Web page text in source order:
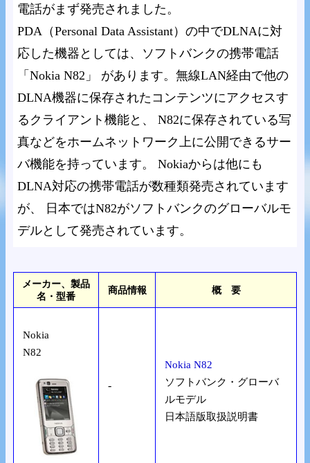
電話がまず発売されました。
PDA（Personal Data Assistant）の中でDLNAに対
応した機器としては、ソフトバンクの携帯電話
「Nokia N82」 があります。無線LAN経由で他の
DLNA機器に保存されたコンテンツにアクセスす
るクライアント機能と、 N82に保存されている写
真などをホームネットワーク上に公開できるサー
バ機能を持っています。 Nokiaからは他にも
DLNA対応の携帯電話が数種類発売されています
が、 日本ではN82がソフトバンクのグローバルモ
デルとして発売されています。
メーカー、製品
名・型番
商品情報 概 要
Nokia
N82
-
Nokia N82
ソフトバンク・グローバ
ルモデル
日本語版取扱説明書